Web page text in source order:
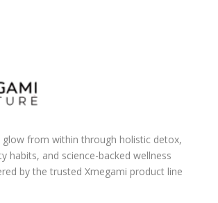
glow from within through holistic detox,
habits, and science-backed wellness
by the trusted Xmegami product line